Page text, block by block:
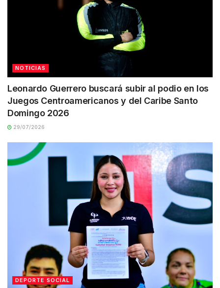
NOTICIAS
Leonardo Guerrero buscará subir al podio en los
Juegos Centroamericanos y del Caribe Santo
Domingo 2026
29/07/2026
DEPORTE SOCIAL